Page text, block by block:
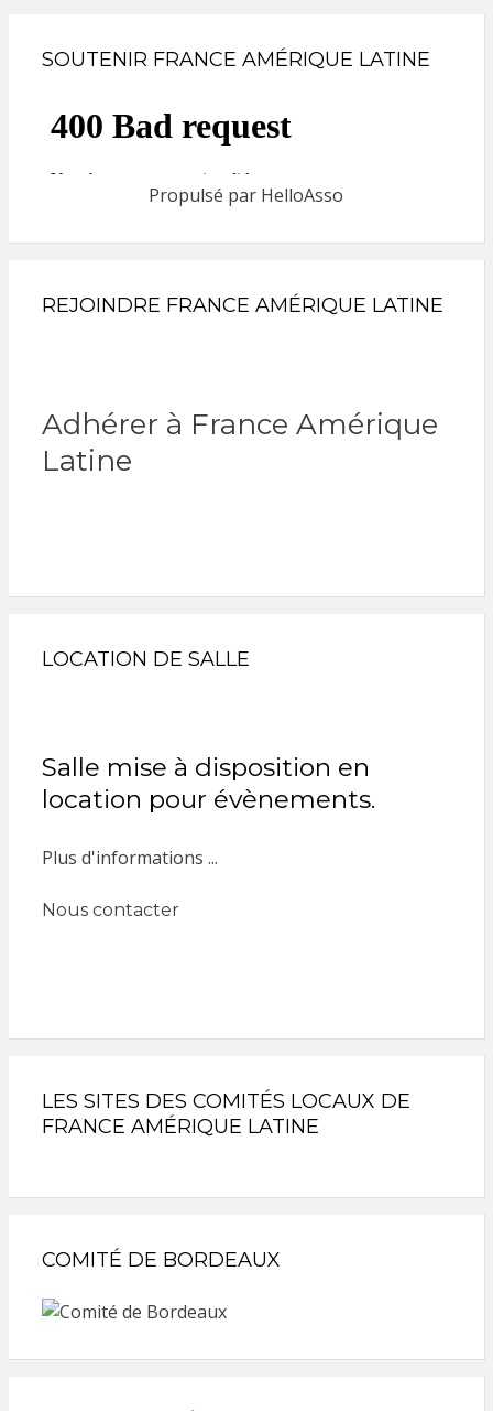
SOUTENIR FRANCE AMÉRIQUE LATINE
Propulsé par HelloAsso
REJOINDRE FRANCE AMÉRIQUE LATINE
Adhérer à France Amérique
Latine
LOCATION DE SALLE
Salle mise à disposition en
location pour évènements.
Plus d'informations ...
Nous contacter
LES SITES DES COMITÉS LOCAUX DE
FRANCE AMÉRIQUE LATINE
COMITÉ DE BORDEAUX